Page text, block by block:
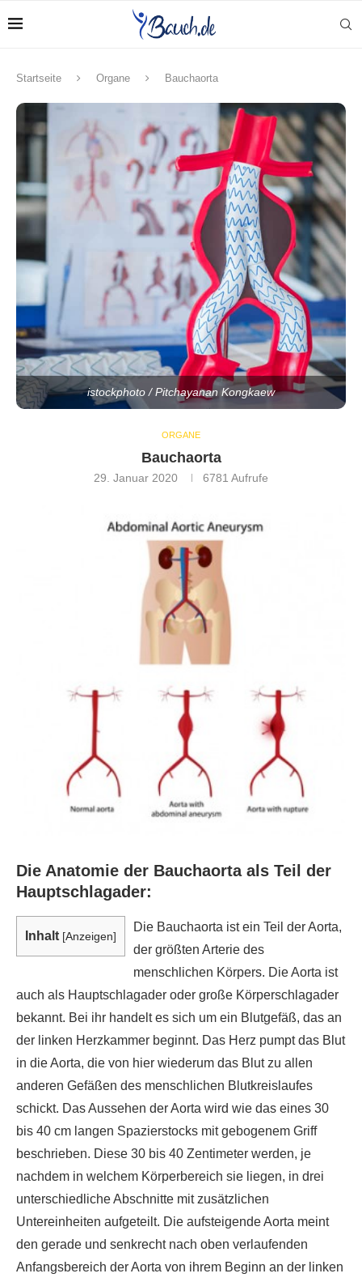
Startseite Organe Bauchaorta
istockphoto / Pitchayanan Kongkaew
ORGANE
Bauchaorta
29. Januar 2020 6781 Aufrufe
Die Anatomie der Bauchaorta als Teil der
Hauptschlagader:
Inhalt [Anzeigen]
Die Bauchaorta ist ein Teil der Aorta,
der größten Arterie des
menschlichen Körpers. Die Aorta ist
auch als Hauptschlagader oder große Körperschlagader
bekannt. Bei ihr handelt es sich um ein Blutgefäß, das an
der linken Herzkammer beginnt. Das Herz pumpt das Blut
in die Aorta, die von hier wiederum das Blut zu allen
anderen Gefäßen des menschlichen Blutkreislaufes
schickt. Das Aussehen der Aorta wird wie das eines 30
bis 40 cm langen Spazierstocks mit gebogenem Griff
beschrieben. Diese 30 bis 40 Zentimeter werden, je
nachdem in welchem Körperbereich sie liegen, in drei
unterschiedliche Abschnitte mit zusätzlichen
Untereinheiten aufgeteilt. Die aufsteigende Aorta meint
den gerade und senkrecht nach oben verlaufenden
Anfangsbereich der Aorta von ihrem Beginn an der linken